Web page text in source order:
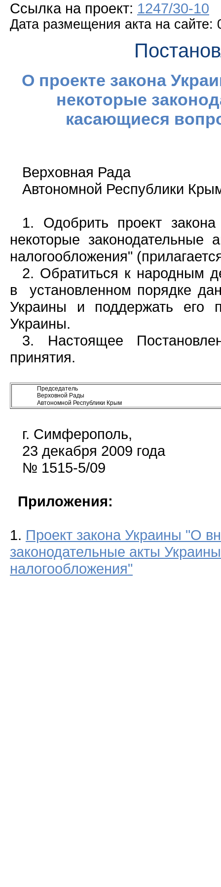
Ссылка на проект: 1247/30-10
Дата размещения акта на сайте:
О проекте закона
некоторые
касающиеся
Верховная Рада
Автономной Республики
1. Одобрить проект
некоторые
налогообложения"
2. Обратиться к народным
в установленном порядке
Украины и поддержать его
Украины.
3. Настоящее
принятия.
Председатель
Верховной Рады
Автономной Республики Крым
г. Симферополь,
23 декабря 2009 года
№ 1515-5/09
Приложения:
1. Проект закона Украины "О
законодательные акты
налогообложения"